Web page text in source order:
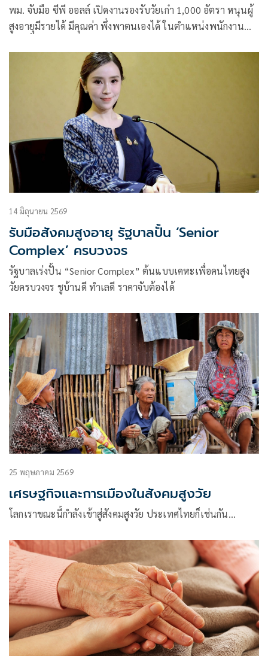
พม. จับมือ ซีพี ออลล์ เปิดงานรองรับวัยเก๋า 1,000 อัตรา หนุนผู้
สูงอายุมีรายได้ มีคุณค่า พึ่งพาตนเองได้ ในตำแหน่งพนักงาน
14 มิถุนายน 2569
รับมือสังคมสูงอายุ รัฐบาลปั้น ‘Senior
Complex’ ครบวงจร
รัฐบาลเร่งปั้น “Senior Complex” ต้นแบบเคหะเพื่อคนไทยสูง
วัยครบวงจร ชูบ้านดี ทำเลดี ราคาจับต้องได้
25 พฤษภาคม 2569
เศรษฐกิจและการเมืองในสังคมสูงวัย
โลกเราขณะนี้กําลังเข้าสู่สังคมสูงวัย ประเทศไทยก็เช่นกัน…